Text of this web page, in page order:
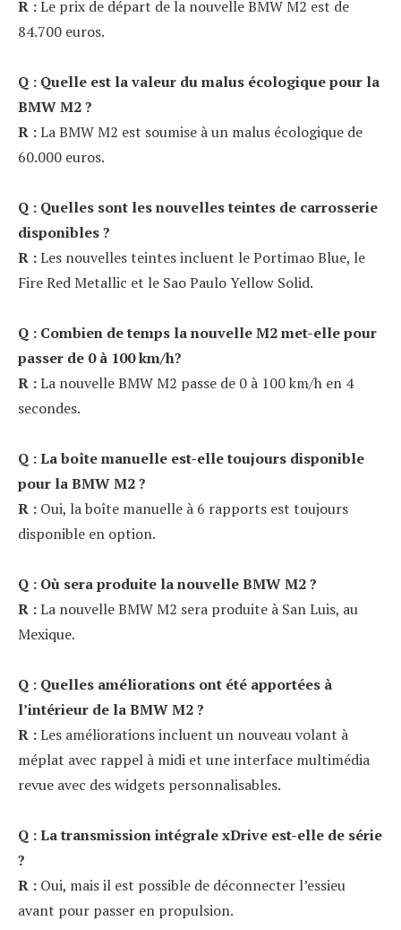
R :Le prix de départ de la nouvelle BMW M2 est de
84.700 euros.
Q : Quelle est la valeur du malus écologique pour la
BMW M2 ?
R :La BMW M2 est soumise à un malus écologique de
60.000 euros.
Q : Quelles sont les nouvelles teintes de carrosserie
disponibles ?
R :Les nouvelles teintes incluent le Portimao Blue, le
Fire Red Metallic et le Sao Paulo Yellow Solid.
Q : Combien de temps la nouvelle M2 met-elle pour
passer de 0 à 100 km/h?
R :La nouvelle BMW M2 passe de 0 à 100 km/h en 4
secondes.
Q : La boîte manuelle est-elle toujours disponible
pour la BMW M2 ?
R : Oui, la boîte manuelle à 6 rapports est toujours
disponible en option.
Q : Où sera produite la nouvelle BMW M2 ?
R :La nouvelle BMW M2 sera produite à San Luis, au
Mexique.
Q : Quelles améliorations ont été apportées à
l’intérieur de la BMW M2 ?
R :Les améliorations incluent un nouveau volant à
méplat avec rappel à midi et une interface multimédia
revue avec des widgets personnalisables.
Q : La transmission intégrale xDrive est-elle de série
?
R : Oui, mais il est possible de déconnecter l’essieu
avant pour passer en propulsion.